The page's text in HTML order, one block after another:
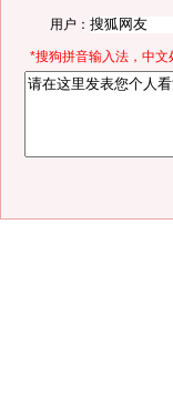
用户：
*搜狗拼音输入法，中文